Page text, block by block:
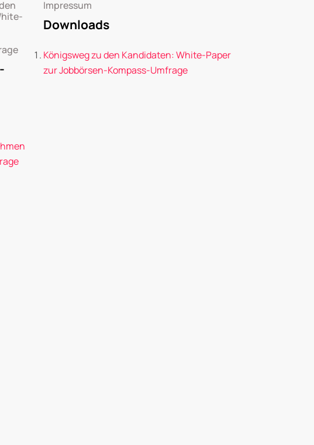
Impressum
Downloads
Königsweg zu den Kandidaten: White-Paper
zur Jobbörsen-Kompass-Umfrage